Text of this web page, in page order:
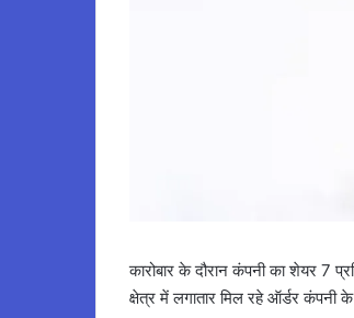
कारोबार के दौरान कंपनी का शेयर 7
क्षेत्र में लगातार मिल रहे ऑर्डर